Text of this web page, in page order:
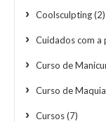
Coolsculpting(2)
Cuidados com a
Curso de
Curso de
Cursos(7)